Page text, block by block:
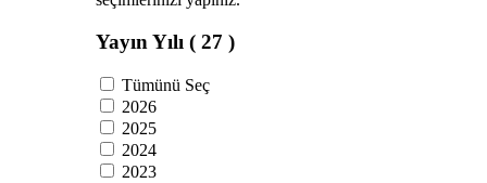
Yayın Yılı ( 27 )
Tümünü Seç
2026
2025
2024
2023